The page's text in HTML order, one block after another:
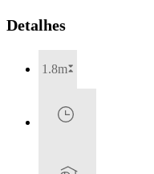
Detalhes
1.8m